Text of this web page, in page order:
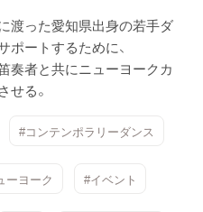
渡った愛知県出身の若手ダ
ポートするために、
奏者と共にニューヨークカ
せる。
#コンテンポラリーダンス
ーヨーク #イベント